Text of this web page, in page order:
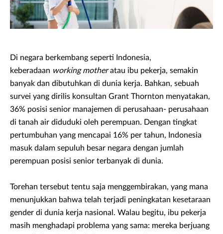
Di negara berkembang seperti Indonesia,
keberadaan working motheratau ibu pekerja, semakin
banyak dan dibutuhkan di dunia kerja. Bahkan, sebuah
survei yang dirilis konsultan Grant Thornton menyatakan,
36% posisi senior manajemen di perusahaan- perusahaan
di tanah air diduduki oleh perempuan. Dengan tingkat
pertumbuhan yang mencapai 16% per tahun, Indonesia
masuk dalam sepuluh besar negara dengan jumlah
perempuan posisi senior terbanyak di dunia.
Torehan tersebut tentu saja menggembirakan, yang mana
menunjukkan bahwa telah terjadi peningkatan kesetaraan
gender di dunia kerja nasional. Walau begitu, ibu pekerja
masih menghadapi problema yang sama: mereka berjuang